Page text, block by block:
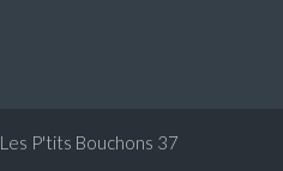
Les P'tits Bouchons 37